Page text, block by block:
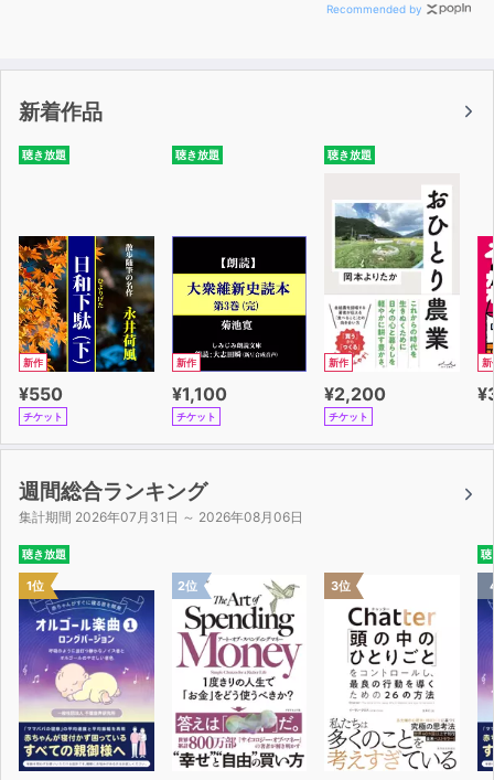
Recommended by
新着作品
聴き放題
新作
¥550
チケット
聴き放題
新作
¥1,100
チケット
聴き放題
新作
¥2,200
チケット
新
週間総合ランキング
集計期間 2026年07月31日 ～ 2026年08月06日
聴き放題
1位 2位 3位
聴